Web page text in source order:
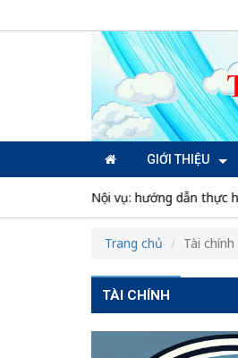
GIỚI THIỆU
Bộ Nội vụ: hướng dẫn thực hiện chế
Trang chủ Tài chính
TÀI CHÍNH